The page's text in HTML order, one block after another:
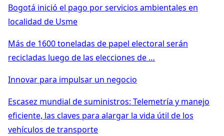
Bogotá inició el pago por servicios ambientales en
localidad de Usme
Más de 1600 toneladas de papel electoral serán
recicladas luego de las elecciones de …
Innovar para impulsar un negocio
Escasez mundial de suministros: Telemetría y manejo
eficiente, las claves para alargar la vida útil de los
vehículos de transporte